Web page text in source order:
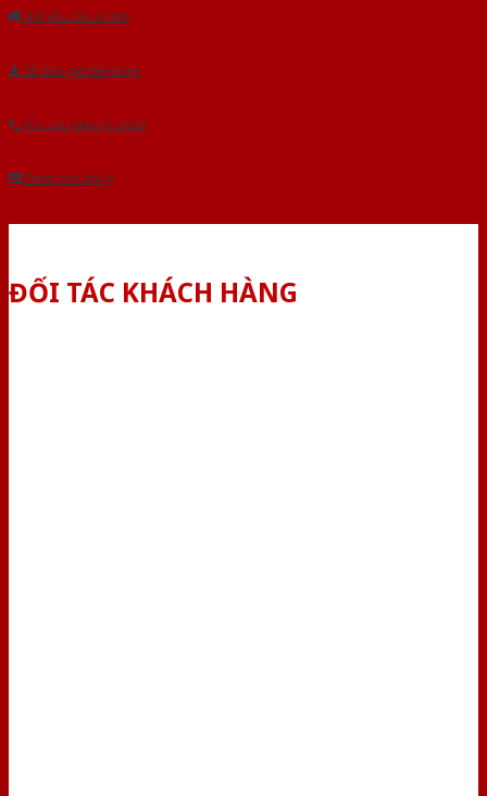
Gửi yêu cầu tư vấn
Tải báo giá tổng hợp
Yêu cầu gọi lại (3 phút)
Dành cho đại lý
ĐỐI TÁC KHÁCH HÀNG